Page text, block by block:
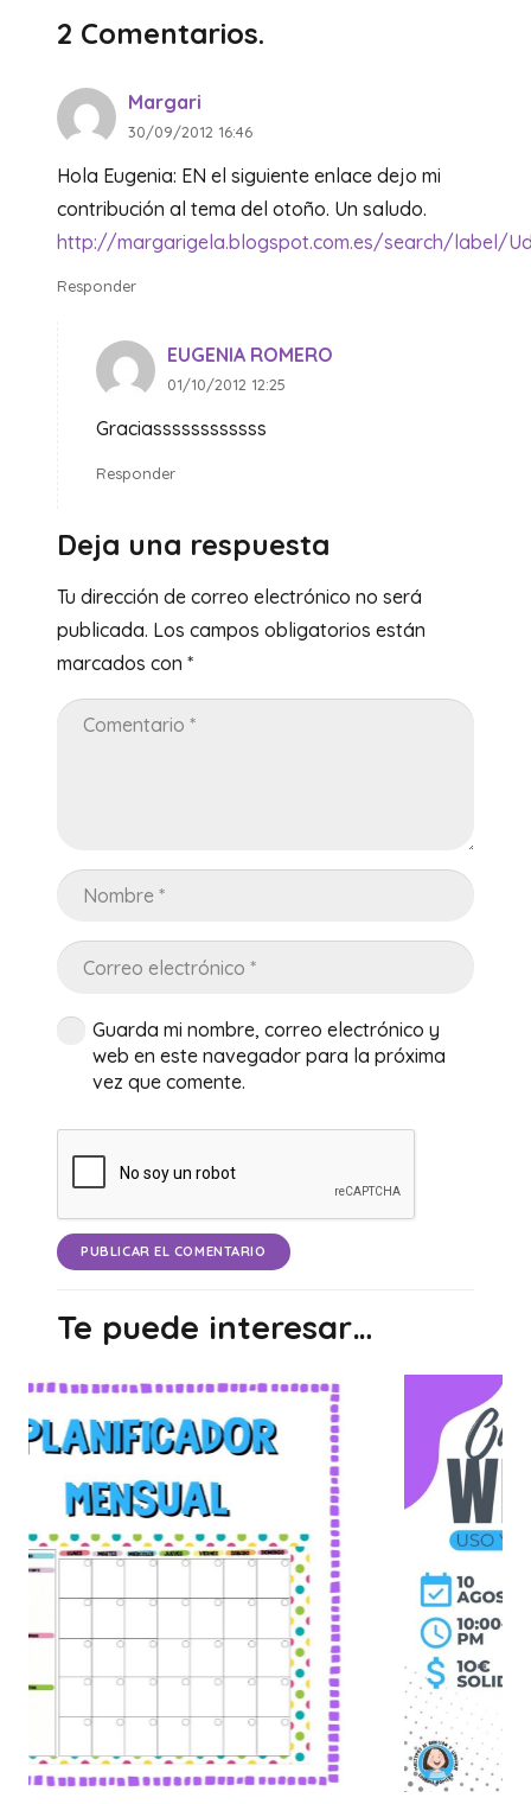
2 Comentarios.
Margari
30/09/2012 16:46
Hola Eugenia: EN el siguiente enlace dejo mi
contribución al tema del otoño. Un saludo.
http://margarigela.blogspot.com.es/search/label/
Responder
EUGENIA ROMERO
01/10/2012 12:25
Graciassssssssssss
Responder
Deja una respuesta
Tu dirección de correo electrónico no será
publicada. Los campos obligatorios están
marcados con *
Guarda mi nombre, correo electrónico y
web en este navegador para la próxima
vez que comente.
PUBLICAR EL COMENTARIO
Te puede interesar…